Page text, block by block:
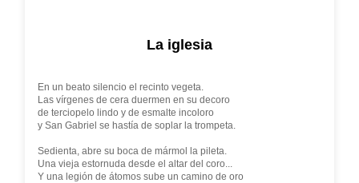
La iglesia
En un beato silencio el recinto vegeta.
Las vírgenes de cera duermen en su decoro
de terciopelo lindo y de esmalte incoloro
y San Gabriel se hastía de soplar la trompeta.
Sedienta, abre su boca de mármol la pileta.
Una vieja estornuda desde el altar del coro...
Y una legión de átomos sube un camino de oro